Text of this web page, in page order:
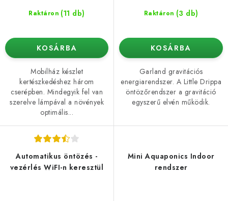
Raktáron (11 db)
KOSÁRBA
Mobilház készlet
kertészkedéshez három
cserépben. Mindegyik fel van
szerelve lámpával a növények
optimális...
Raktáron (3 db)
KOSÁRBA
Garland gravitációs
energiarendszer. A Little Drippa
öntözőrendszer a gravitáció
egyszerű elvén működik.
Automatikus öntözés -
vezérlés WiFI-n keresztül
Mini Aquaponics Indoor
rendszer